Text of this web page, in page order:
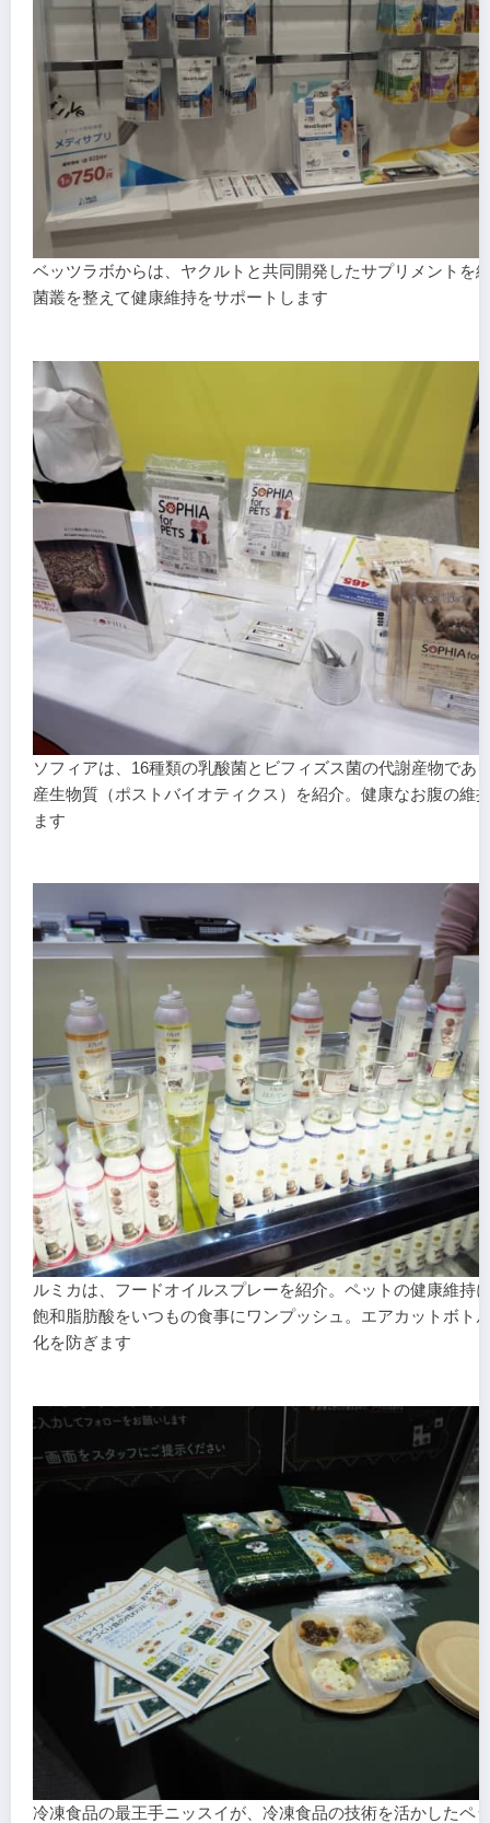
ベッツラボからは、ヤクルトと共同開発したサプリメントを
菌叢を整えて健康維持をサポートします
ソフィアは、16種類の乳酸菌とビフィズス菌の代謝産物であ
産生物質（ポストバイオティクス）を紹介。健康なお腹の維
ます
ルミカは、フードオイルスプレーを紹介。ペットの健康維持
飽和脂肪酸をいつもの食事にワンプッシュ。エアカットボト
化を防ぎます
冷凍食品の最王手ニッスイが、冷凍食品の技術を活かしたペ